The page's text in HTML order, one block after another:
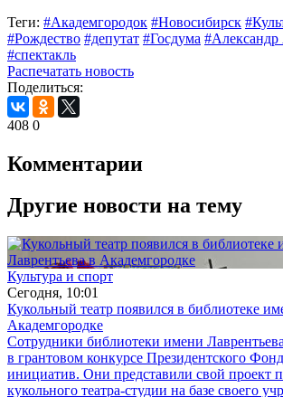
Теги: #Академгородок #Новосибирск
#Рождество #депутат #Госдума #Александр
#спектакль
Распечатать новость
Поделиться:
408 0
Комментарии
Другие новости на тему
Культура и спорт
Сегодня, 10:01
Кукольный театр появился в библиотеке
Академгородке
Сотрудники библиотеки имени
в грантовом конкурсе Президентского
инициатив. Они представили свой проект
кукольного театра-студии на базе своего